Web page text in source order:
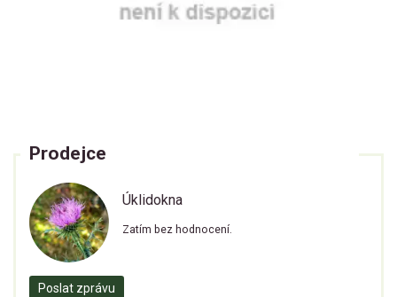
Prodejce
Úklidokna
Zatím bez hodnocení.
Poslat zprávu